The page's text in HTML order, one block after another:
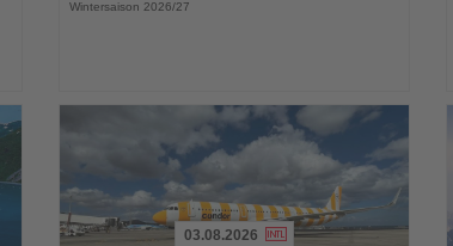
Wintersaison 2026/27
03.08.2026